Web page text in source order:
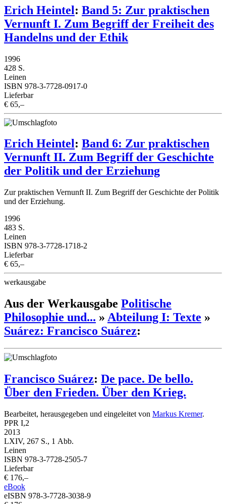
Erich Heintel: Band 5: Zur praktischen
Vernunft I. Zum Begriff der Freiheit des
Handelns und der Ethik
1996
428 S.
Leinen
ISBN 978-3-7728-0917-0
Lieferbar
€ 65,–
Erich Heintel: Band 6: Zur praktischen
Vernunft II. Zum Begriff der Geschichte
der Politik und der Erziehung
Zur praktischen Vernunft II. Zum Begriff der Geschichte der Politik
und der Erziehung.
1996
483 S.
Leinen
ISBN 978-3-7728-1718-2
Lieferbar
€ 65,–
werkausgabe
Aus der Werkausgabe Politische
Philosophie und... » Abteilung I: Texte »
Suárez: Francisco Suárez:
Francisco Suárez: De pace. De bello.
Über den Frieden. Über den Krieg.
Bearbeitet, herausgegeben und eingeleitet von Markus Kremer.
PPR I,2
2013
LXIV, 267 S., 1 Abb.
Leinen
ISBN 978-3-7728-2505-7
Lieferbar
€ 176,–
eBook
eISBN 978-3-7728-3038-9